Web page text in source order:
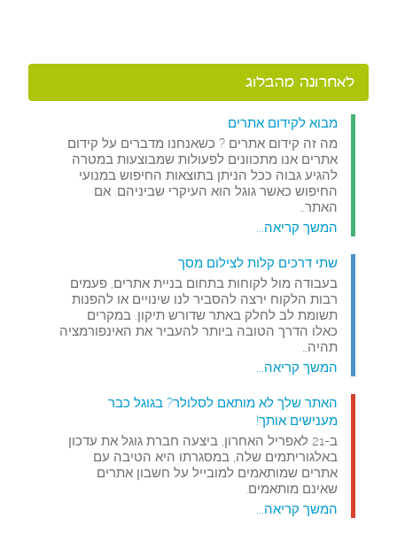
לאחרונה מהבלוג
מבוא לקידום אתרים
מה זה קידום אתרים ? כשאנחנו מדברים על קידום
אתרים אנו מתכוונים לפעולות שמבוצעות במטרה
להגיע גבוה ככל הניתן בתוצאות החיפוש במנועי
החיפוש כאשר גוגל הוא העיקרי שביניהם. אם
האתר…
המשך קריאה...
שתי דרכים קלות לצילום מסך
בעבודה מול לקוחות בתחום בניית אתרים, פעמים
רבות הלקוח ירצה להסביר לנו שינויים או להפנות
תשומת לב לחלק באתר שדורש תיקון. במקרים
כאלו הדרך הטובה ביותר להעביר את האינפורמציה
תהיה…
המשך קריאה...
האתר שלך לא מותאם לסלולר? בגוגל כבר
מענישים אותך!
ב-21 לאפריל האחרון, ביצעה חברת גוגל את עדכון
באלגוריתמים שלה, במסגרתו היא הטיבה עם
אתרים שמותאמים למובייל על חשבון אתרים
שאינם מותאמים.
המשך קריאה...